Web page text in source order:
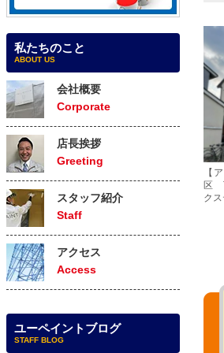
【
区
ク
私たちのこと
ABOUT US
会社概要
Corporate
店長挨拶
Greeting
スタッフ紹介
Staff
アクセス
Access
ユーペイントブログ
STAFF BLOG